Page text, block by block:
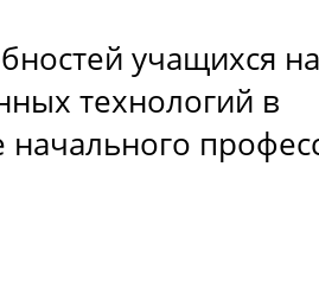
учащихся
технологий в